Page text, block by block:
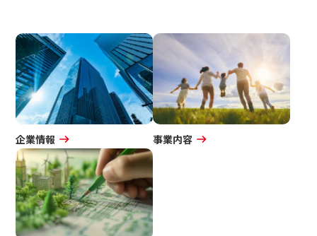
企業情報 事業内容